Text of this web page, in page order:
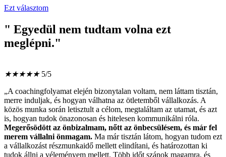
Ezt választom
" Egyedül nem tudtam volna ezt
meglépni."
★★★★★ 5/5
„A coachingfolyamat elején bizonytalan voltam, nem láttam tisztán,
merre induljak, és hogyan válhatna az ötletemből vállalkozás. A
közös munka során letisztult a célom, megtaláltam az utamat, és azt
is, hogyan tudok önazonosan és hitelesen kommunikálni róla.
Megerősödött az önbizalmam, nőtt az önbecsülésem, és már fel
merem vállalni önmagam. Ma már tisztán látom, hogyan tudom ezt
a vállalkozást részmunkaidő mellett elindítani, és határozottan ki
tudok állni a véleményem mellett. Több időt szánok magamra, és